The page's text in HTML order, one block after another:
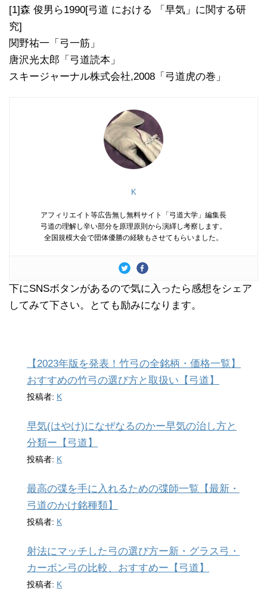
[1]森 俊男ら1990[弓道 における 「早気」に関する研
究]
関野祐一「弓一筋」
唐沢光太郎「弓道読本」
スキージャーナル株式会社,2008「弓道虎の巻」
K
アフィリエイト等広告無し無料サイト「弓道大学」編集長
弓道の理解し辛い部分を原理原則から演繹し考察します。
全国規模大会で団体優勝の経験もさせてもらいました。
下にSNSボタンがあるので気に入ったら感想をシェア
してみて下さい。とても励みになります。
【2023年版を発表！竹弓の全銘柄・価格一覧】
おすすめの竹弓の選び方と取扱い【弓道】
投稿者: K
早気(はやけ)になぜなるのかー早気の治し方と
分類ー【弓道】
投稿者: K
最高の弽を手に入れるための弽師一覧【最新・
弓道のかけ銘種類】
投稿者: K
射法にマッチした弓の選び方ー新・グラス弓・
カーボン弓の比較、おすすめー【弓道】
投稿者: K